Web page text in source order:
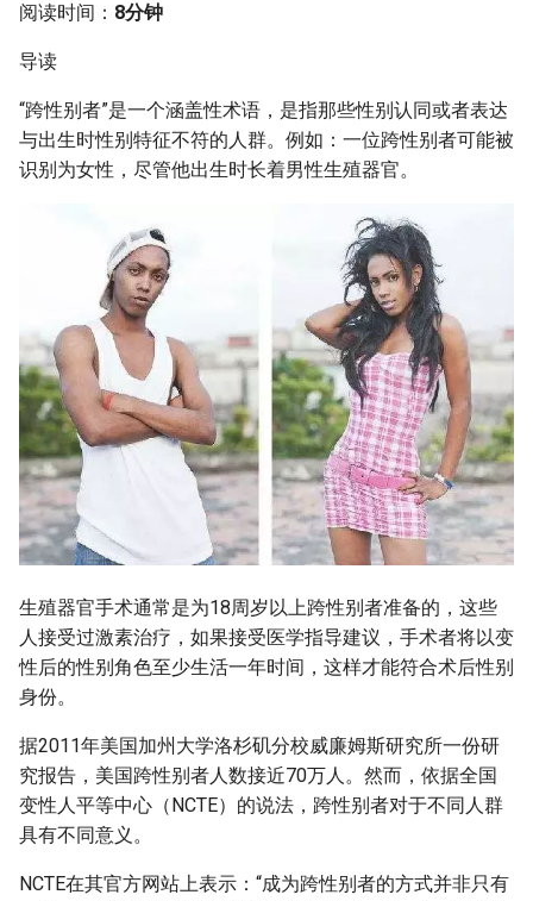
s
e
h
阅读时间： 8分钟
导读
“跨性别者”是一个涵盖性术语，是指那些性别认同或者表达
与出生时性别特征不符的人群。例如：一位跨性别者可能被
识别为女性，尽管他出生时长着男性生殖器官。
生殖器官手术通常是为18周岁以上跨性别者准备的，这些
人接受过激素治疗，如果接受医学指导建议，手术者将以变
性后的性别角色至少生活一年时间，这样才能符合术后性别
身份。
据2011年美国加州大学洛杉矶分校威廉姆斯研究所一份研
究报告，美国跨性别者人数接近70万人。然而，依据全国
变性人平等中心（NCTE）的说法，跨性别者对于不同人群
具有不同意义。
NCTE在其官方网站上表示：“成为跨性别者的方式并非只有